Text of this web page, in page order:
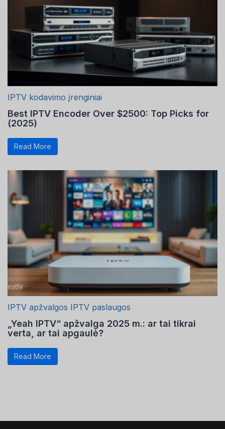
IPTV kodavimo įrenginiai
Best IPTV Encoder Over $2500: Top Picks for
(2025)
Read More
IPTV apžvalgos IPTV paslaugos
„Yeah IPTV“ apžvalga 2025 m.: ar tai tikrai
verta, ar tai apgaulė?
Read More
Greek
Croatian
Estonian
Finnish
Hungarian
Latvian
Serbian